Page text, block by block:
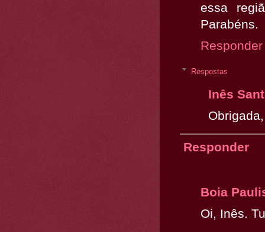
essa
Parabéns.
Responder
Respostas
Inês
Responder
Boia
Oi, Inês.